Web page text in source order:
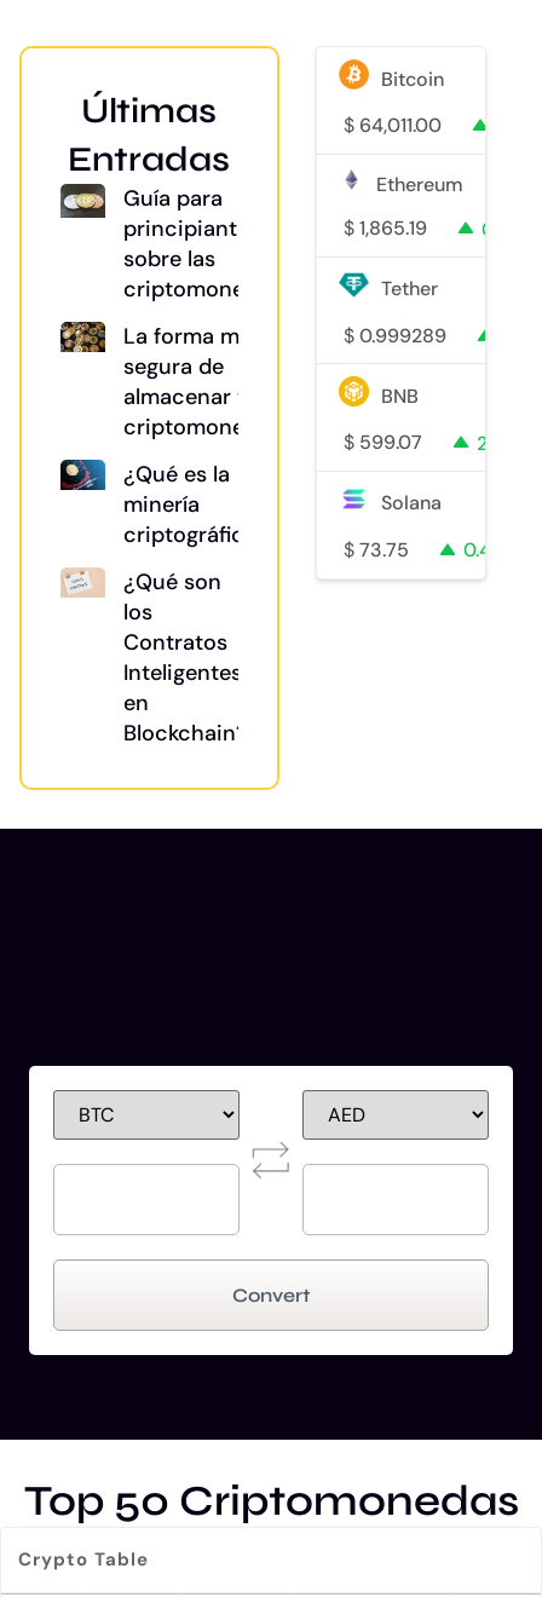
Últimas
Entradas
Guía para
principiantes
sobre las
criptomonedas
La forma más
segura de
almacenar tu
criptomoneda
¿Qué es la
minería
criptográfica?
¿Qué son
los
Contratos
Inteligentes
en
Blockchain?
Bitcoin
$ 64,011.00
Ethereum
$ 1,865.19 0.3%
Tether
$ 0.999289
BNB
$ 599.07 2%
Solana
$ 73.75 0.4%
Convert
Top 50 Criptomonedas
Crypto Table